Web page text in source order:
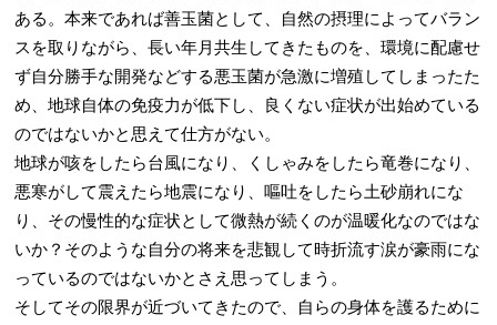
ある。本来であれば善玉菌として、自然の摂理によってバラン
スを取りながら、長い年月共生してきたものを、環境に配慮せ
ず自分勝手な開発などする悪玉菌が急激に増殖してしまったた
め、地球自体の免疫力が低下し、良くない症状が出始めている
のではないかと思えて仕方がない。
地球が咳をしたら台風になり、くしゃみをしたら竜巻になり、
悪寒がして震えたら地震になり、嘔吐をしたら土砂崩れにな
り、その慢性的な症状として微熱が続くのが温暖化なのではな
いか？そのような自分の将来を悲観して時折流す涙が豪雨にな
っているのではないかとさえ思ってしまう。
そしてその限界が近づいてきたので、自らの身体を護るために